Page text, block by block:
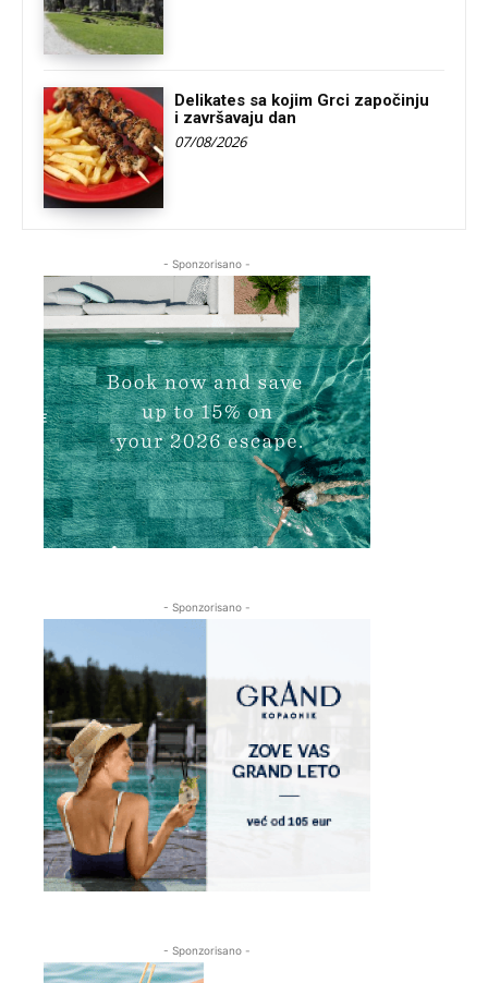
Delikates sa kojim Grci započinju
i završavaju dan
07/08/2026
- Sponzorisano -
- Sponzorisano -
- Sponzorisano -